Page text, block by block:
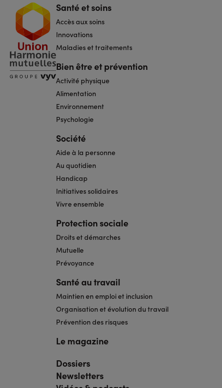
Navigation
pied
de
page
Santé et soins
Accès aux soins
Innovations
Maladies et traitements
Bien être et prévention
Activité physique
Alimentation
Environnement
Psychologie
Société
Aide à la personne
Au quotidien
Handicap
Initiatives solidaires
Vivre ensemble
Protection sociale
Droits et démarches
Mutuelle
Prévoyance
Santé au travail
Maintien en emploi et inclusion
Organisation et évolution du travail
Prévention des risques
Le magazine
Navigation
pied
de
page
Dossiers
Newsletters